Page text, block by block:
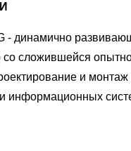
- динамично
со сложившейся
и монтаж
информационных